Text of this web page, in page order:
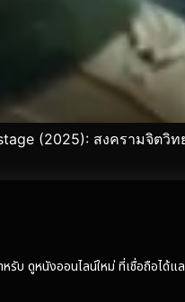
(2025): สงครามจิตวิ
รับ ดูหนังออนไลน์ใหม่ ที่เชื่อถือได้แ